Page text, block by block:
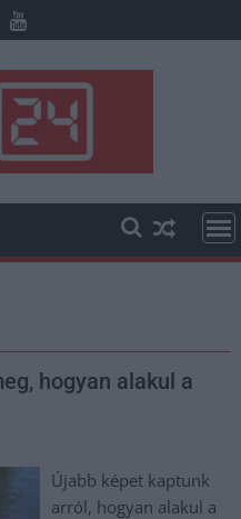
hogyan alakul a
Újabb képet kaptunk
arról, hogyan alakul a